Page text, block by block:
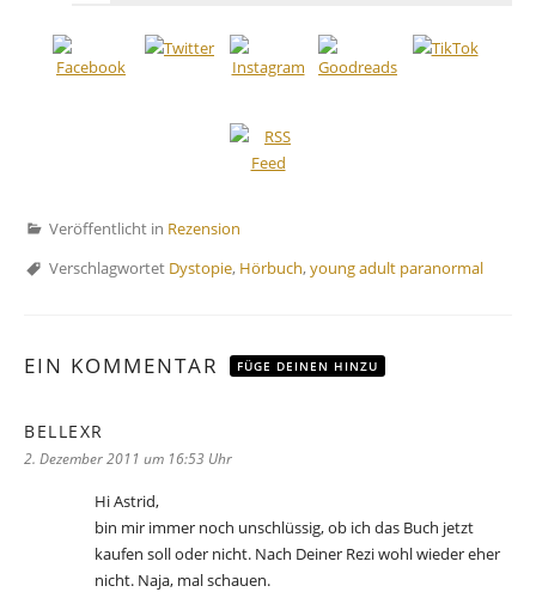
Veröffentlicht in Rezension
Verschlagwortet Dystopie, Hörbuch,young adult paranormal
EIN KOMMENTAR FÜGE DEINEN HINZU
BELLEXR
2. Dezember 2011 um 16:53 Uhr
Hi Astrid,
bin mir immer noch unschlüssig, ob ich das Buch jetzt
kaufen soll oder nicht. Nach Deiner Rezi wohl wieder eher
nicht. Naja, mal schauen.